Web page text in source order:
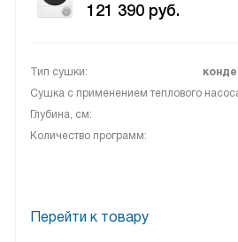
121 390 руб.
Тип сушки:
Сушка с применением теплового
Глубина, см:
Количество программ:
Перейти к товару